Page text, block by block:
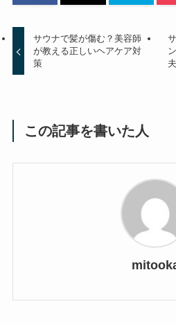
サウナで髪が傷む？美容師
が教える正しいヘアケア対
策
この記事を書いた人